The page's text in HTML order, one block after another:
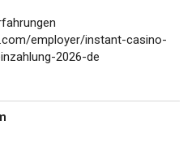
employer/instant-casino-
2026-de